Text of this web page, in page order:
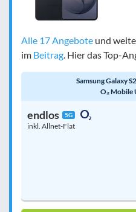
Alle 17 Angebote und
im Beitrag . Hier das Top-
Samsung Galaxy
O₂ Mobile
endlos 5G
inkl. Allnet-Flat